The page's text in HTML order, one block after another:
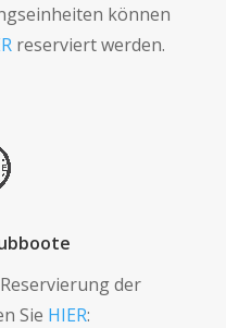
können
reserviert werden.
der
Sie HIER: